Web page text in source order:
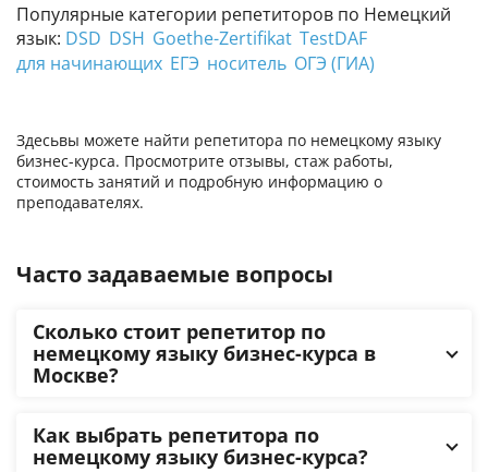
Здесьвы можете найти репетитора по немецкому языку
бизнес-курса. Просмотрите отзывы, стаж работы,
стоимость занятий и подробную информацию о
преподавателях.
Популярные категории репетиторов по Немецкий
язык: DSD DSH Goethe-Zertifikat TestDAF
для начинающих ЕГЭ носитель ОГЭ (ГИА)
Часто задаваемые вопросы
Сколько стоит репетитор по
немецкому языку бизнес-курса в
Москве?
Как выбрать репетитора по
немецкому языку бизнес-курса?